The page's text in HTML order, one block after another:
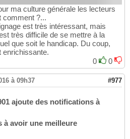
ma culture générale les lecteurs
comment ?...
est très intéressant, mais
très difficile de se mettre à la
que soit le handicap. Du coup,
enrichissante.
0
0
à 09h37 #977
ajoute des notifications à
à avoir une meilleure